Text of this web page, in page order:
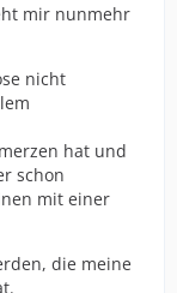
mir nunmehr
nicht
hat und
schon
mit einer
die meine